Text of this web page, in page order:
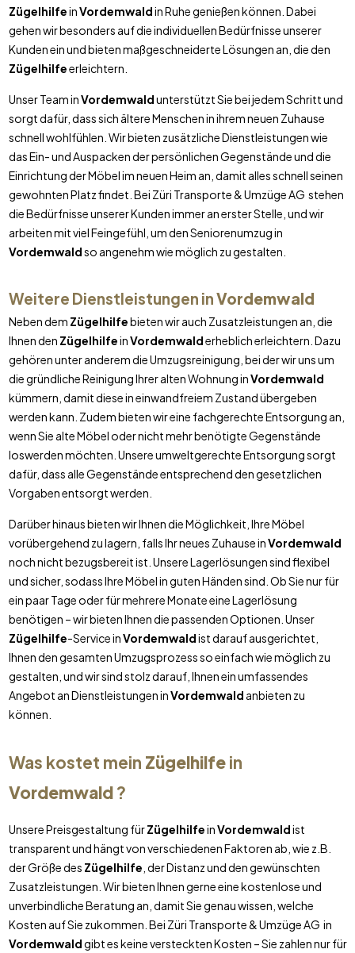
ZügelhilfeinVordemwaldin Ruhe genießen können. Dabei
gehen wir besonders auf die individuellen Bedürfnisse unserer
Kunden ein und bieten maßgeschneiderte Lösungen an, die den
Zügelhilfeerleichtern.
Unser Team inVordemwaldunterstützt Sie bei jedem Schritt und
sorgt dafür, dass sich ältere Menschen in ihrem neuen Zuhause
schnell wohlfühlen. Wir bieten zusätzliche Dienstleistungen wie
das Ein- und Auspacken der persönlichen Gegenstände und die
Einrichtung der Möbel im neuen Heim an, damit alles schnell seinen
gewohnten Platz findet. Bei Züri Transporte & Umzüge AG stehen
die Bedürfnisse unserer Kunden immer an erster Stelle, und wir
arbeiten mit viel Feingefühl, um den Seniorenumzug in
Vordemwaldso angenehm wie möglich zu gestalten.
Weitere Dienstleistungen inVordemwald
Neben dem Zügelhilfebieten wir auch Zusatzleistungen an, die
Ihnen den ZügelhilfeinVordemwalderheblich erleichtern. Dazu
gehören unter anderem die Umzugsreinigung, bei der wir uns um
die gründliche Reinigung Ihrer alten Wohnung inVordemwald
kümmern, damit diese in einwandfreiem Zustand übergeben
werden kann. Zudem bieten wir eine fachgerechte Entsorgung an,
wenn Sie alte Möbel oder nicht mehr benötigte Gegenstände
loswerden möchten. Unsere umweltgerechte Entsorgung sorgt
dafür, dass alle Gegenstände entsprechend den gesetzlichen
Vorgaben entsorgt werden.
Darüber hinaus bieten wir Ihnen die Möglichkeit, Ihre Möbel
vorübergehend zu lagern, falls Ihr neues Zuhause inVordemwald
noch nicht bezugsbereit ist. Unsere Lagerlösungen sind flexibel
und sicher, sodass Ihre Möbel in guten Händen sind. Ob Sie nur für
ein paar Tage oder für mehrere Monate eine Lagerlösung
benötigen – wir bieten Ihnen die passenden Optionen. Unser
Zügelhilfe-Service inVordemwaldist darauf ausgerichtet,
Ihnen den gesamten Umzugsprozess so einfach wie möglich zu
gestalten, und wir sind stolz darauf, Ihnen ein umfassendes
Angebot an Dienstleistungen inVordemwald anbieten zu
können.
Was kostet mein Zügelhilfein
Vordemwald?
Unsere Preisgestaltung fürZügelhilfeinVordemwaldist
transparent und hängt von verschiedenen Faktoren ab, wie z.B.
der Größe des Zügelhilfe , der Distanz und den gewünschten
Zusatzleistungen. Wir bieten Ihnen gerne eine kostenlose und
unverbindliche Beratung an, damit Sie genau wissen, welche
Kosten auf Sie zukommen. Bei Züri Transporte & Umzüge AG in
Vordemwaldgibt es keine versteckten Kosten – Sie zahlen nur für